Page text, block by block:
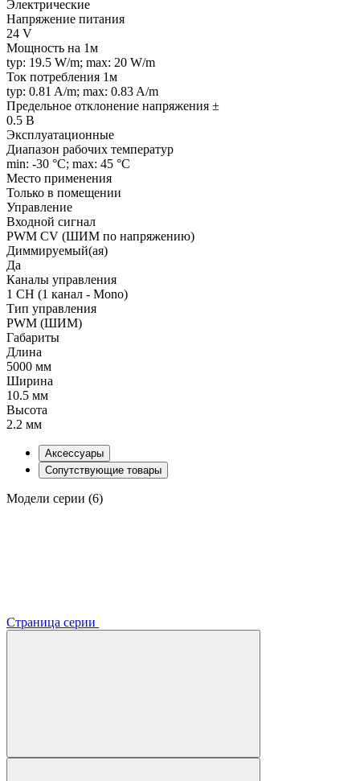
Электрические
Напряжение питания
24 V
Мощность на 1м
typ: 19.5 W/m; max: 20 W/m
Ток потребления 1м
typ: 0.81 A/m; max: 0.83 A/m
Предельное отклонение напряжения ±
0.5 В
Эксплуатационные
Диапазон рабочих температур
min: -30 °C; max: 45 °C
Место применения
Только в помещении
Управление
Входной сигнал
PWM СV (ШИМ по напряжению)
Диммируемый(ая)
Да
Каналы управления
1 CH (1 канал - Mono)
Тип управления
PWM (ШИМ)
Габариты
Длина
5000 мм
Ширина
10.5 мм
Высота
2.2 мм
Аксессуары
Сопутствующие товары
Модели серии (6)
Страница серии